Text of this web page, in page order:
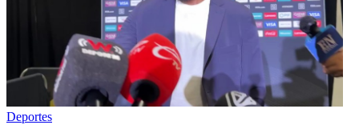
Deportes